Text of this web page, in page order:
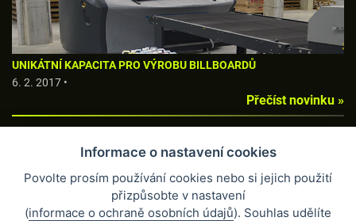
UNIKÁTNÍ KAPACITA PRO VÝROBU BILLBOARDŮ
6. 2. 2017 •
Přečíst novinku »
Informace o nastavení cookies
Povolte prosím používání cookies nebo si jejich použití
přizpůsobte v nastavení
(informace o ochraně osobních údajů). Souhlas udělíte